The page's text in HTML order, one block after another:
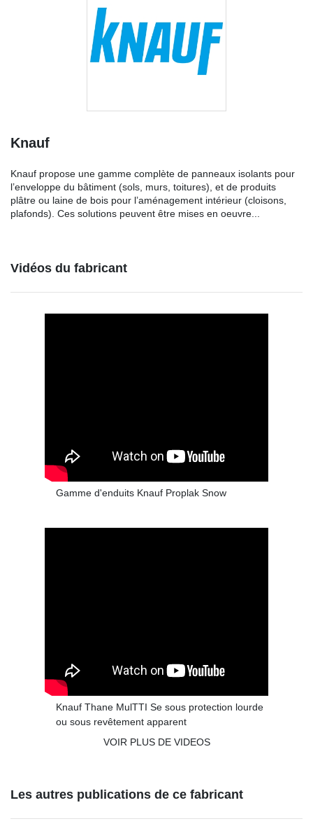
Knauf
Knauf propose une gamme complète de panneaux isolants pour
l’enveloppe du bâtiment (sols, murs, toitures), et de produits
plâtre ou laine de bois pour l’aménagement intérieur (cloisons,
plafonds). Ces solutions peuvent être mises en oeuvre...
Vidéos du fabricant
Gamme d'enduits Knauf Proplak Snow
Knauf Thane MulTTI Se sous protection lourde
ou sous revêtement apparent
VOIR PLUS DE VIDEOS
Les autres publications de ce fabricant